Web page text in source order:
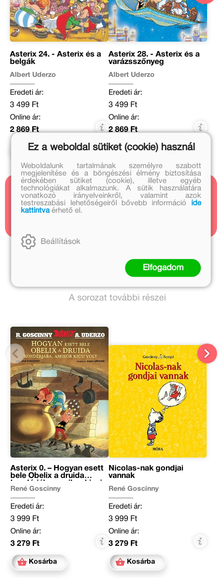
Asterix 24. - Asterix és a
belgák
Albert Uderzo
Eredeti ár:
3 499 Ft
Online ár:
2 869 Ft
Kosárba
Asterix 28. - Asterix és a
varázsszőnyeg
Albert Uderzo
Eredeti ár:
3 499 Ft
Online ár:
2 869 Ft
Kosárba
Kapcsolódó cikkek
1 cikk
Bayer Antal további művei
A sorozat további részei
Asterix 0. – Hogyan esett
bele Obelix a druida
kondérjába, amikor kicsi
volt
René Goscinny
Eredeti ár:
3 999 Ft
Online ár:
3 279 Ft
Kosárba
Nicolas-nak gondjai
vannak
René Goscinny
Eredeti ár:
3 999 Ft
Online ár:
3 279 Ft
Kosárba
Ez a weboldal sütiket (cookie) használ
Weboldalunk tartalmának személyre szabott
megjelenítése és a böngészési élmény biztosítása
érdekében sütiket (cookie), illetve egyéb
technológiákat alkalmazunk. A sütik használatára
vonatkozó irányelveinkről, valamint azok
testreszabási lehetőségeiről bővebb információ
ide
kattintvaérhető el.
Beállítások
Elfogadom